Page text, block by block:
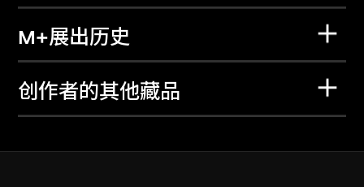
M+展出历史
创作者的其他藏品